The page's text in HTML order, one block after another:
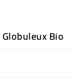
Bio